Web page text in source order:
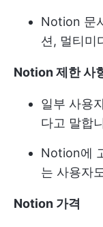
Notion 문
션, 멀티미
Notion 제한 사
일부 사용
다고 말합
Notion에
는 사용자
Notion 가격